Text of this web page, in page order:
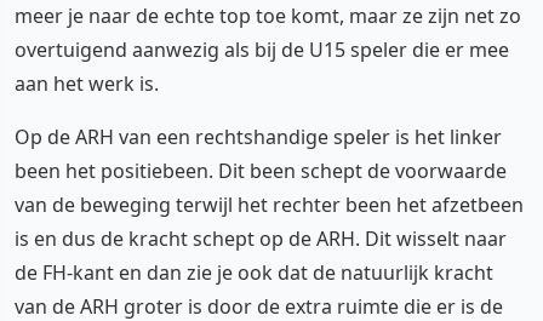
meer je naar de echte top toe komt, maar ze zijn net zo
overtuigend aanwezig als bij de U15 speler die er mee
aan het werk is.
Op de ARH van een rechtshandige speler is het linker
been het positiebeen. Dit been schept de voorwaarde
van de beweging terwijl het rechter been het afzetbeen
is en dus de kracht schept op de ARH. Dit wisselt naar
de FH-kant en dan zie je ook dat de natuurlijk kracht
van de ARH groter is door de extra ruimte die er is de